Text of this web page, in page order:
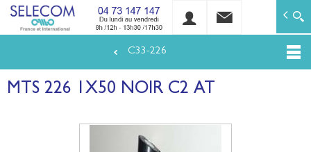
au
contenu
SELECOM
Matériels de réseaux électriques basse tension et
C33-226
MTS 226 1X50 NOIR C2 AT